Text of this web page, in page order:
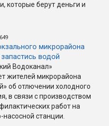
которые берут деньги и
микрорайона
водой
Водоканал»
жителей микрорайона
об отлючении холодного
в связи с производством
работ на
станции.